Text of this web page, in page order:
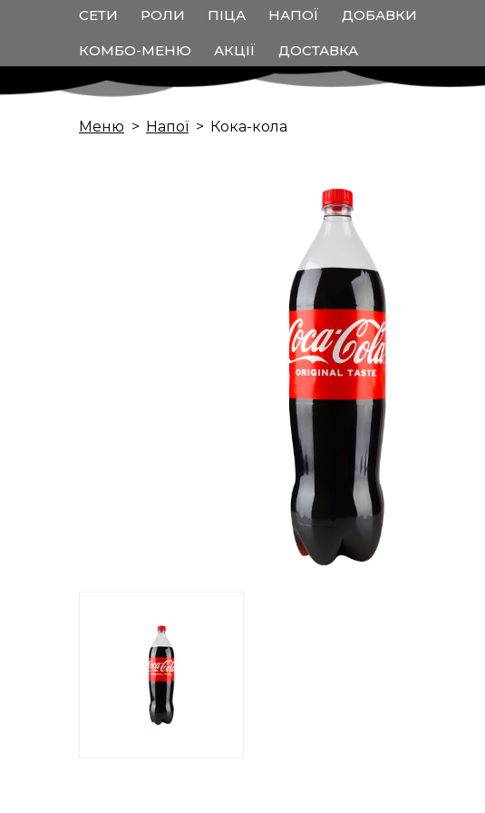
СЕТИ РОЛИ ПІЦА НАПОЇ ДОБАВКИ
КОМБО-МЕНЮ АКЦІЇ ДОСТАВКА
Меню Напої Кока-кола